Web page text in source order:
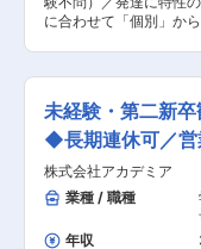
う安定したニーズのあ
通じての成長も続いて
業です。 変更の範
歳。当校の教え子がほ
からの中途入社者がほ
でもご安心ください。
ができるか、しっかり
ただきたいです。 ■入社後について： まずは生
徒の後ろに座ってどの
のか学んでいただきま
業を行いながら、徐々
ありません。まずは1
年目以降少しずつ担当
シュアップしていただきたいで
に合わせて「個別」か
学習教室です。主に、
高校生までを対象に、
った指導を届けること
生きづらさに対してア
また、お子さまに対す
校や幼稚園の先生、保
かかわる方々とコミュ
ら、環境側に対してア
です。 ■業務内容一例： ◇お子さまへの直接支
未経験・第二新
◆長期連休可／営
株式会社アカデミア
業種 / 職種
年収